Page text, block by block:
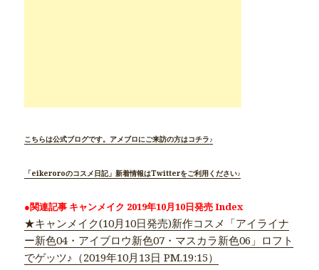
こちらは公式ブログです。アメブロにご来訪の方はコチラ♪
「eikeroroのコスメ日記」新着情報はTwitterをご利用ください♪
●関連記事 キャンメイク 2019年10月10日発売 Index
★キャンメイク(10月10日発売)新作コスメ「アイライナ
ー新色04・アイブロウ新色07・マスカラ新色06」ロフト
でゲッツ♪（2019年10月13日 PM.19:15）